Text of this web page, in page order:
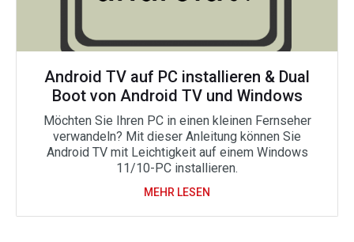
Android TV auf PC installieren & Dual
Boot von Android TV und Windows
Möchten Sie Ihren PC in einen kleinen Fernseher
verwandeln? Mit dieser Anleitung können Sie
Android TV mit Leichtigkeit auf einem Windows
11/10-PC installieren.
MEHR LESEN